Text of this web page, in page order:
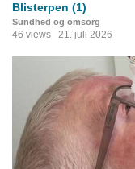
Blisterpen (1)
Sundhed og omsorg
46 views 21. juli 2026